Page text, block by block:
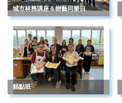
城市林務講座＆樹藝同樂日
糕點班